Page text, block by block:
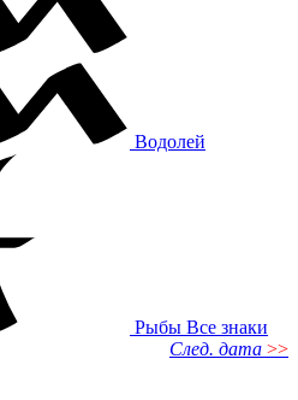
Водолей
Рыбы Все знаки
След. дата >>